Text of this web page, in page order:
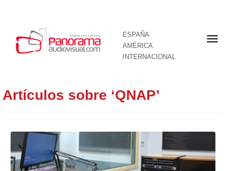
ESPAÑA
AMÉRICA
INTERNACIONAL
Artículos sobre ‘QNAP’